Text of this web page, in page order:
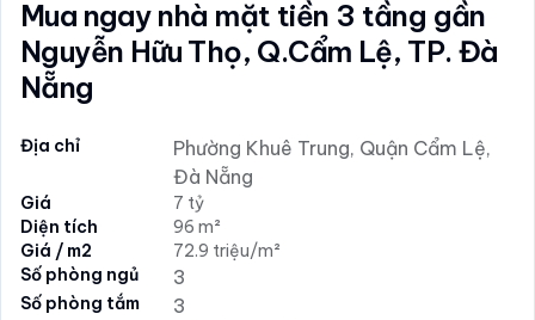
Mua ngay nhà mặt tiền 3 tầng gần
Nguyễn Hữu Thọ, Q.Cẩm Lệ, TP. Đà
Nẵng
Địa chỉ
Phường Khuê Trung, Quận Cẩm Lệ,
Đà Nẵng
Giá
7 tỷ
Diện tích
96 m²
Giá / m2
72.9 triệu/m²
Số phòng ngủ
3
Số phòng tắm 3